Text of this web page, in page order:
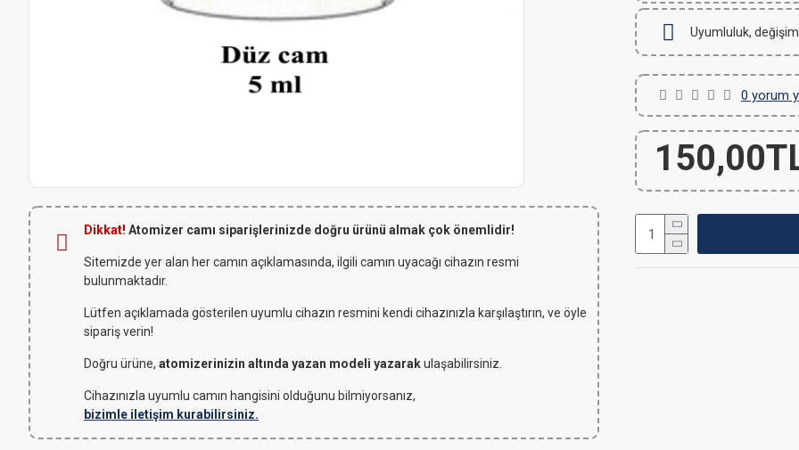
Dikkat! Atomizer camı siparişlerinizde doğru ürünü almak çok önemlidir!
Sitemizde yer alan her camın açıklamasında, ilgili camın uyacağı cihazın resmi
bulunmaktadır.
Lütfen açıklamada gösterilen uyumlu cihazın resmini kendi cihazınızla karşılaştırın, ve öyle
sipariş verin!
Doğru ürüne, atomizerinizin altında yazan modeli yazarakulaşabilirsiniz.
Cihazınızla uyumlu camın hangisini olduğunu bilmiyorsanız,
bizimle iletişim kurabilirsiniz.
Uyumluluk,
0 yorum